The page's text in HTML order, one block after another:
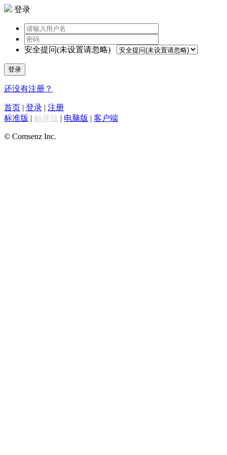
登录
安全提问(未设置请忽略)
登录
还没有注册？
首页 | 登录 | 注册
标准版 | 触屏版 | 电脑版 | 客户端
© Comsenz Inc.